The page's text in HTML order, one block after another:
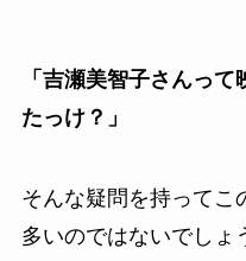
「吉瀬美智子さんっ
たっけ？」
そんな疑問を持ってこ
多いのではないでしょ